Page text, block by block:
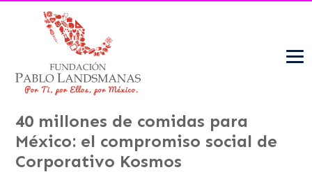
40 millones de comidas para
México: el compromiso social de
Corporativo Kosmos